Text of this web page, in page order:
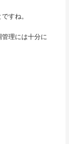
すね。
理には十分に